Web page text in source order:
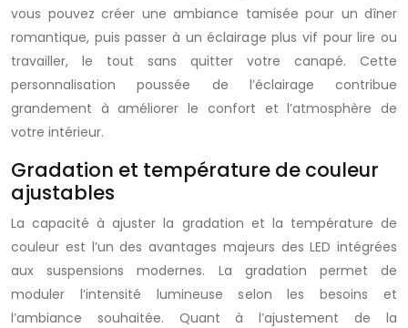
vous pouvez créer une ambiance tamisée pour un dîner
romantique, puis passer à un éclairage plus vif pour lire ou
travailler, le tout sans quitter votre canapé. Cette
personnalisation poussée de l’éclairage contribue
grandement à améliorer le confort et l’atmosphère de
votre intérieur.
Gradation et température de couleur
ajustables
La capacité à ajuster la gradation et la température de
couleur est l’un des avantages majeurs des LED intégrées
aux suspensions modernes. La gradation permet de
moduler l’intensité lumineuse selon les besoins et
l’ambiance souhaitée. Quant à l’ajustement de la